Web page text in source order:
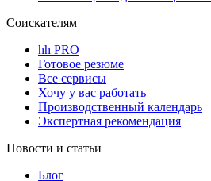
Соискателям
hh PRO
Готовое резюме
Все сервисы
Хочу у вас работать
Производственный календарь
Экспертная рекомендация
Новости и статьи
Блог